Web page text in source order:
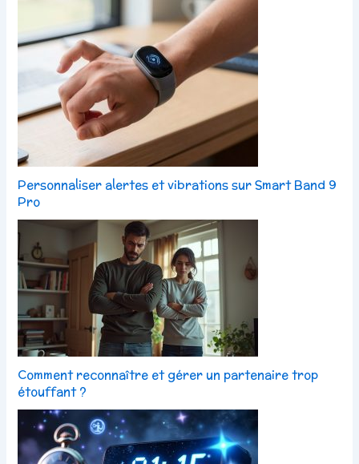
Personnaliser alertes et vibrations sur Smart Band 9
Pro
Comment reconnaître et gérer un partenaire trop
étouffant ?